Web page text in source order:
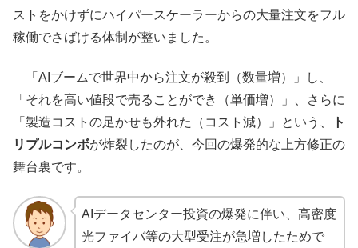
ストをかけずにハイパースケーラーからの大量注文をフル
稼働でさばける体制が整いました。
「AIブームで世界中から注文が殺到（数量増）」し、
「それを高い値段で売ることができ（単価増）」、さらに
「製造コストの足かせも外れた（コスト減）」という、
ト
リプルコンボが炸裂したのが、今回の爆発的な上方修正の
舞台裏です。
AIデータセンター投資の爆発に伴い、高密度
光ファイバ等の大型受注が急増したためで